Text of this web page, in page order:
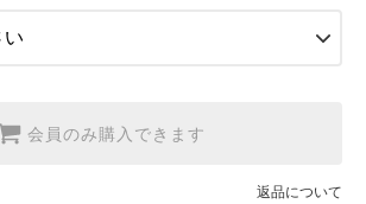
【2026/9/20〆10月発送予定分】
会員のみ購入できます
返品について